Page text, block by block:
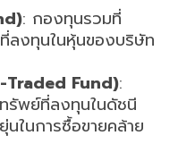
: กองทุนรวมที่
ลงทุนในหุ้นของบริษัท
Traded Fund):
รัพย์ที่ลงทุนในดัชนี
ในการซื้อขายคล้าย